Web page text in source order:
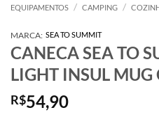
EQUIPAMENTOS / CAMPING /
MARCA: SEA TO SUMMIT
CANECA SEA TO
LIGHT INSUL MUG
R$54,90